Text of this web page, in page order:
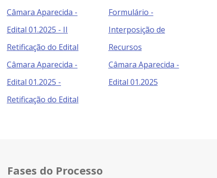
Câmara Aparecida -
Edital 01.2025 - II
Retificação do Edital
Câmara Aparecida -
Edital 01.2025 -
Retificação do Edital
Formulário -
Interposição de
Recursos
Câmara Aparecida -
Edital 01.2025
Fases do Processo